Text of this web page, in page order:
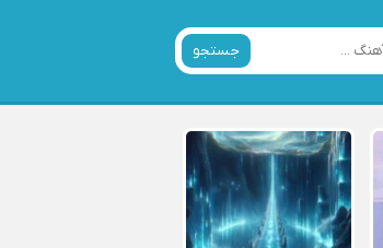
جستجو